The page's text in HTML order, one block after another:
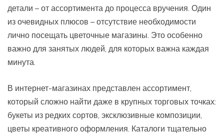
детали – от ассортимента до процесса вручения. Один
из очевидных плюсов – отсутствие необходимости
лично посещать цветочные магазины. Это особенно
важно для занятых людей, для которых важна каждая
минута.
В интернет-магазинах представлен ассортимент,
который сложно найти даже в крупных торговых точках:
букеты из редких сортов, эксклюзивные композиции,
цветы креативного оформления. Каталоги тщательно